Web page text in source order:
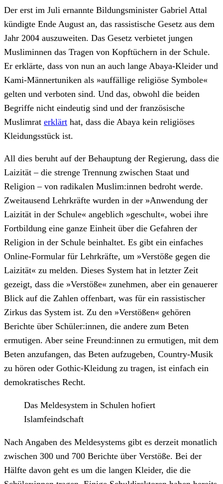
Der erst im Juli ernannte Bildungsminister Gabriel Attal
kündigte Ende August an, das rassistische Gesetz aus dem
Jahr 2004 auszuweiten. Das Gesetz verbietet jungen
Musliminnen das Tragen von Kopftüchern in der Schule.
Er erklärte, dass von nun an auch lange Abaya-Kleider und
Kami-Männertuniken als »auffällige religiöse Symbole«
gelten und verboten sind. Und das, obwohl die beiden
Begriffe nicht eindeutig sind und der französische
Muslimrat erklärt hat, dass die Abaya kein religiöses
Kleidungsstück ist.
All dies beruht auf der Behauptung der Regierung, dass die
Laizität – die strenge Trennung zwischen Staat und
Religion – von radikalen Muslim:innen bedroht werde.
Zweitausend Lehrkräfte wurden in der »Anwendung der
Laizität in der Schule« angeblich »geschult«, wobei ihre
Fortbildung eine ganze Einheit über die Gefahren der
Religion in der Schule beinhaltet. Es gibt ein einfaches
Online-Formular für Lehrkräfte, um »Verstöße gegen die
Laizität« zu melden. Dieses System hat in letzter Zeit
gezeigt, dass die »Verstöße« zunehmen, aber ein genauerer
Blick auf die Zahlen offenbart, was für ein rassistischer
Zirkus das System ist. Zu den »Verstößen« gehören
Berichte über Schüler:innen, die andere zum Beten
ermutigen. Aber seine Freund:innen zu ermutigen, mit dem
Beten anzufangen, das Beten aufzugeben, Country-Musik
zu hören oder Gothic-Kleidung zu tragen, ist einfach ein
demokratisches Recht.
Das Meldesystem in Schulen hofiert
Islamfeindschaft
Nach Angaben des Meldesystems gibt es derzeit monatlich
zwischen 300 und 700 Berichte über Verstöße. Bei der
Hälfte davon geht es um die langen Kleider, die die